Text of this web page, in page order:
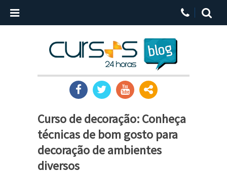
Curso de decoração: Conheça
técnicas de bom gosto para
decoração de ambientes
diversos